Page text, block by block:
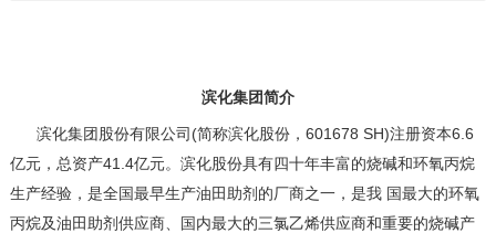
滨化集团简介
滨化集团股份有限公司(简称滨化股份，601678 SH)注册资本6.6
亿元，总资产41.4亿元。滨化股份具有四十年丰富的烧碱和环氧丙烷
生产经验，是全国最早生产油田助剂的厂商之一，是我 国最大的环氧
丙烷及油田助剂供应商、国内最大的三氯乙烯供应商和重要的烧碱产